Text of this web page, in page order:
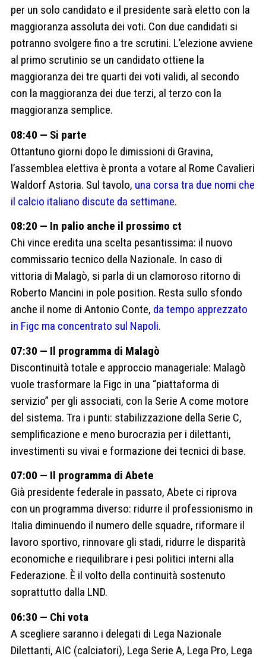
per un solo candidato e il presidente sarà eletto con la
maggioranza assoluta dei voti. Con due candidati si
potranno svolgere fino a tre scrutini. L’elezione avviene
al primo scrutinio se un candidato ottiene la
maggioranza dei tre quarti dei voti validi, al secondo
con la maggioranza dei due terzi, al terzo con la
maggioranza semplice.
08:40 — Si parte
Ottantuno giorni dopo le dimissioni di Gravina,
l’assemblea elettiva è pronta a votare al Rome Cavalieri
Waldorf Astoria. Sul tavolo, una corsa tra due nomi che
il calcio italiano discute da settimane.
08:20 — In palio anche il prossimo ct
Chi vince eredita una scelta pesantissima: il nuovo
commissario tecnico della Nazionale. In caso di
vittoria di Malagò, si parla di un clamoroso ritorno di
Roberto Mancini in pole position. Resta sullo sfondo
anche il nome di Antonio Conte, da tempo apprezzato
in Figc ma concentrato sul Napoli.
07:30 — Il programma di Malagò
Discontinuità totale e approccio manageriale: Malagò
vuole trasformare la Figc in una “piattaforma di
servizio” per gli associati, con la Serie A come motore
del sistema. Tra i punti: stabilizzazione della Serie C,
semplificazione e meno burocrazia per i dilettanti,
investimenti su vivai e formazione dei tecnici di base.
07:00 — Il programma di Abete
Già presidente federale in passato, Abete ci riprova
con un programma diverso: ridurre il professionismo in
Italia diminuendo il numero delle squadre, riformare il
lavoro sportivo, rinnovare gli stadi, ridurre le disparità
economiche e riequilibrare i pesi politici interni alla
Federazione. È il volto della continuità sostenuto
soprattutto dalla LND.
06:30 — Chi vota
A scegliere saranno i delegati di Lega Nazionale
Dilettanti, AIC (calciatori), Lega Serie A, Lega Pro, Lega